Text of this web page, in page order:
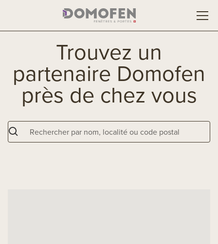
Trouvez un
partenaire Domofen
près de chez vous